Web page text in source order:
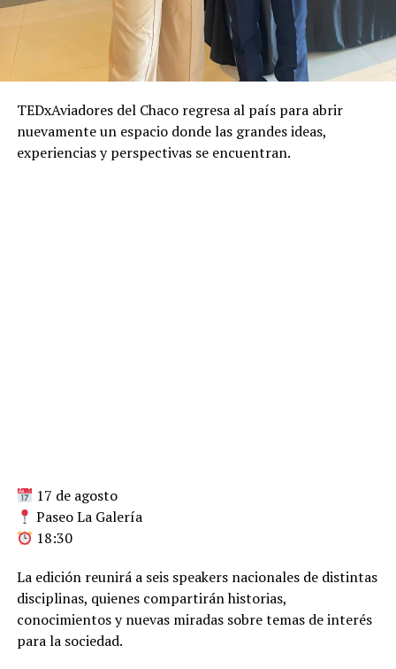
TEDxAviadores del Chaco regresa al país para abrir
nuevamente un espacio donde las grandes ideas,
experiencias y perspectivas se encuentran.
17 de agosto
Paseo La Galería
18:30
La edición reunirá a seis speakers nacionales de distintas
disciplinas, quienes compartirán historias,
conocimientos y nuevas miradas sobre temas de interés
para la sociedad.